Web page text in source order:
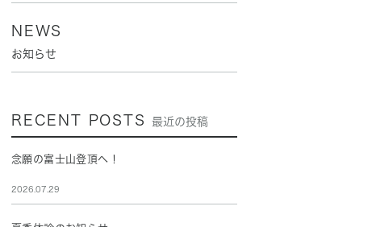
NEWS
お知らせ
RECENT POSTS 最近の投稿
念願の富士山登頂へ！
2026.07.29